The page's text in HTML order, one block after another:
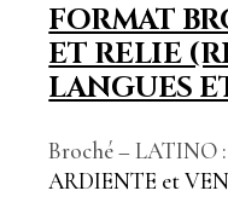
FORMAT
ET RELIE
LANGUES
Broché – LATINO :
ARDIENTE et